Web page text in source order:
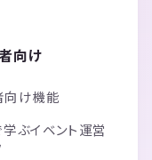
向け
向け機能
ぶイベント運営